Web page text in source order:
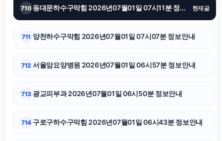
김포공항주차대행
710 동대문하수구막힘 2026년07월01일 07시11분 정보안내 현재글
711 양천하수구막힘 2026년07월01일 07시07분 정보안내
712 서울암요양병원 2026년07월01일 06시57분 정보안내
713 광교피부과 2026년07월01일 06시50분 정보안내
714 구로구하수구막힘 2026년07월01일 06시43분 정보안내